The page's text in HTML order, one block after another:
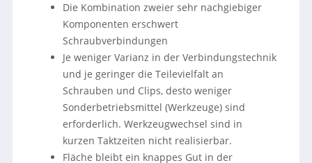
Die Kombination zweier sehr nachgiebiger
Komponenten erschwert
Schraubverbindungen
Je weniger Varianz in der Verbindungstechnik
und je geringer die Teilevielfalt an
Schrauben und Clips, desto weniger
Sonderbetriebsmittel (Werkzeuge) sind
erforderlich. Werkzeugwechsel sind in
kurzen Taktzeiten nicht realisierbar.
Fläche bleibt ein knappes Gut in der